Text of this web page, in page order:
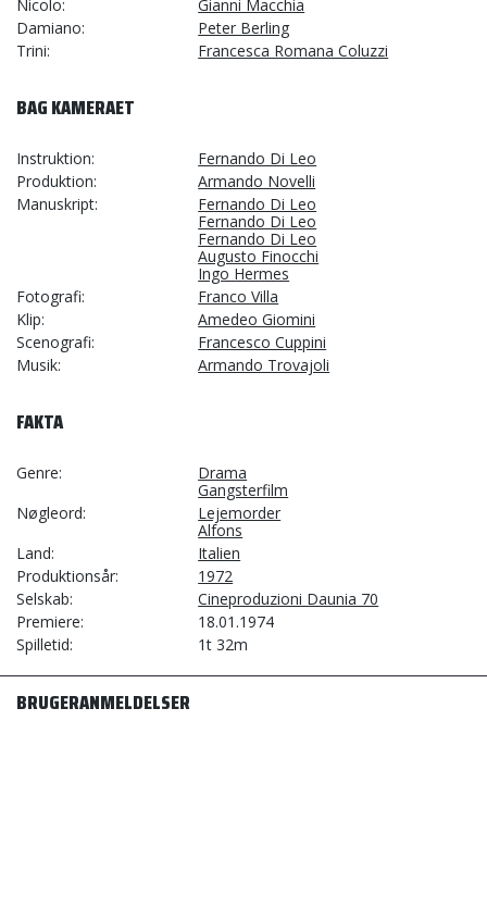
Nicolo
Gianni Macchia
Damiano
Peter Berling
Trini
Francesca Romana Coluzzi
BAG KAMERAET
Instruktion
Fernando Di Leo
Produktion
Armando Novelli
Manuskript
Fernando Di Leo
Fernando Di Leo
Fernando Di Leo
Augusto Finocchi
Ingo Hermes
Fotografi
Franco Villa
Klip
Amedeo Giomini
Scenografi
Francesco Cuppini
Musik
Armando Trovajoli
FAKTA
Genre
Drama
Gangsterfilm
Nøgleord
Lejemorder
Alfons
Land
Italien
Produktionsår
1972
Selskab
Cineproduzioni Daunia 70
Premiere
18.01.1974
Spilletid
1t 32m
BRUGERANMELDELSER